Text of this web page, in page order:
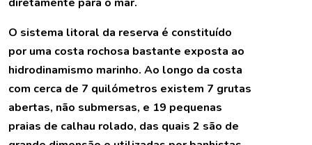
O sistema litoral da reserva é constituído
por uma costa rochosa bastante exposta ao
hidrodinamismo marinho. Ao longo da costa
com cerca de 7 quilómetros existem 7 grutas
abertas, não submersas, e 19 pequenas
praias de calhau rolado, das quais 2 são de